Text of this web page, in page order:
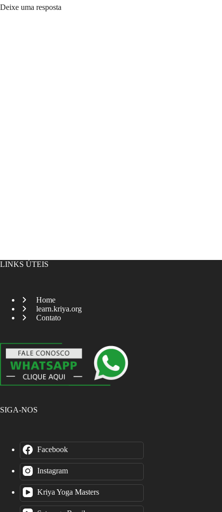
Deixe uma resposta
LINKS ÚTEIS
Home
learn.kriya.org
Contato
SIGA-NOS
Facebook
Instagram
Kriya Yoga Masters